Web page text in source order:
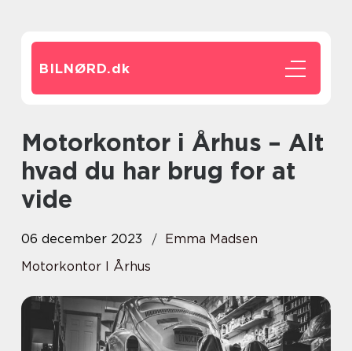
BILNØRD.dk
Motorkontor i Århus – Alt
hvad du har brug for at
vide
06 december 2023
Emma Madsen
Motorkontor I Århus